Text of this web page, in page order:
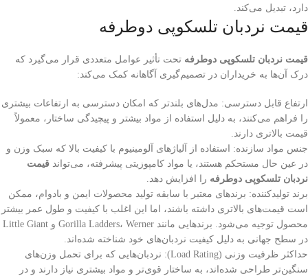
دارد، تبدیل می‌کند.
قیمت نردبان تلسکوپی دوطرفه
قیمت نردبان تلسکوپی دوطرفه تحت تأثیر عوامل متعددی قرار می‌گیرد که
درک آن‌ها به خریداران در تصمیم‌گیری آگاهانه کمک می‌کند:
ارتفاع قابل دسترسی: مدل‌های بلندتر که امکان دسترسی به ارتفاعات بیشتری
را فراهم می‌کنند، به دلیل استفاده از مواد بیشتر و پیچیدگی ساختار، معمولاً
قیمت بالاتری دارند.
جنس مواد سازنده: استفاده از آلیاژهای آلومینیوم با کیفیت بالا که سبک وزن و
در عین حال مستحکم هستند، یا مواد کامپوزیتی پیشرفته، می‌تواند قیمت
نردبان تلسکوپی دوطرفه را افزایش دهد.
برند تولیدکننده: برندهای معتبر با سابقه تولید محصولات ایمن و بادوام، ممکن
است قیمت‌های بالاتری داشته باشند، اما این اغلب با کیفیت و طول عمر بیشتر
محصول توجیه می‌شود. برندهایی مانند Gorilla Ladders، Werner و Little Giant
در سطح جهانی به دلیل کیفیت نردبان‌های خود شناخته شده‌اند.
حداکثر ظرفیت وزنی (Load Rating): نردبان‌هایی که برای تحمل وزن‌های
سنگین‌تر طراحی شده‌اند، به ساختار قوی‌تر و مواد بیشتری نیاز دارند و در